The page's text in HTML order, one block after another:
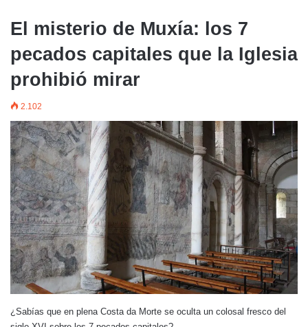
El misterio de Muxía: los 7
pecados capitales que la Iglesia
prohibió mirar
2.102
¿Sabías que en plena Costa da Morte se oculta un colosal fresco del